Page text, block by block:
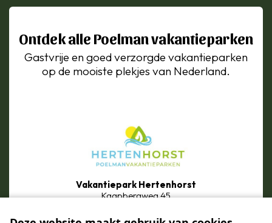
Ontdek alle Poelman vakantieparken
Gastvrije en goed verzorgde vakantieparken
op de mooiste plekjes van Nederland.
Vakantiepark Hertenhorst
Kaapbergweg 45